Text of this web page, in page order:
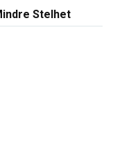
Stelhet